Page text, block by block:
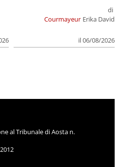
Courmayeur
di
Erika David
il 06/08/2026
al Tribunale di Aosta n.